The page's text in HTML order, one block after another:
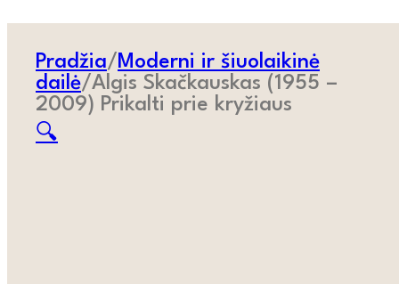
Pradžia/ Moderni ir šiuolaikinė
dailė/Algis Skačkauskas (1955 –
2009) Prikalti prie kryžiaus
🔍